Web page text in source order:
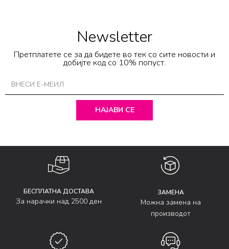
Newsletter
Претплатете се за да бидете во тек со сите новости и
добијте код со 10% попуст.
НАЈАВИ СЕ
БЕСПЛАТНА ДОСТАВА
За нарачки над 2500 ден
ЗАМЕНА
Можна замена на
производот